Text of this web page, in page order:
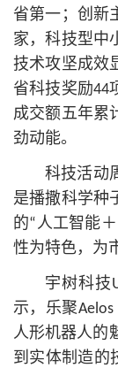
省第一；创新
家，科技型中
技术攻坚成效
省科技奖励44
成交额五年累
劲动能。
科技活动
是播撒科学种
的“人工智能
性为特色，为
宇树科技
示，乐聚
人形机器人的
到实体制造的